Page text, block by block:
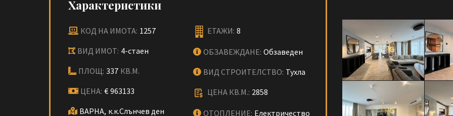
Характеристики
КОД НА ИМОТА: 1257
ВИД ИМОТ: 4-стаен
ПЛОЩ: 337 КВ.М.
ЦЕНА: € 963133
ВАРНА, к.к.Слънчев ден
ЕТАЖИ: 8
ОБЗАВЕЖДАНЕ: Обзаведен
ВИД СТРОИТЕЛСТВО: Тухла
ЦЕНА КВ.М.: 2858
ОТОПЛЕНИЕ: Електричество